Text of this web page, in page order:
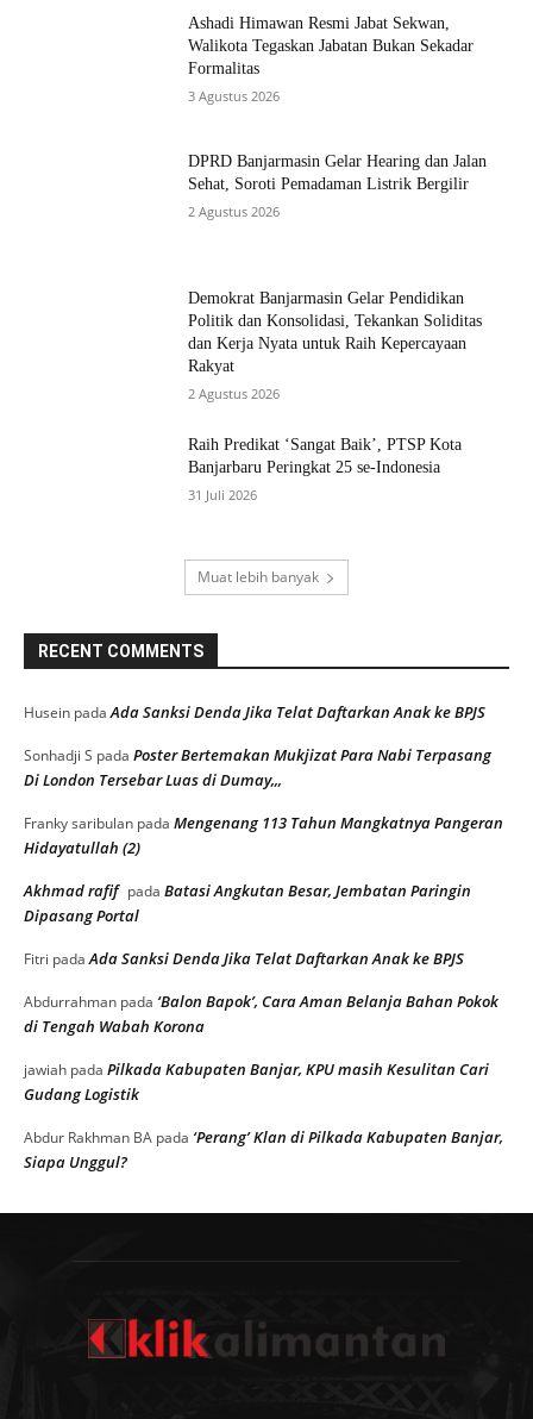
Ashadi Himawan Resmi Jabat Sekwan,
Walikota Tegaskan Jabatan Bukan Sekadar
Formalitas
3 Agustus 2026
DPRD Banjarmasin Gelar Hearing dan Jalan
Sehat, Soroti Pemadaman Listrik Bergilir
2 Agustus 2026
Demokrat Banjarmasin Gelar Pendidikan
Politik dan Konsolidasi, Tekankan Soliditas
dan Kerja Nyata untuk Raih Kepercayaan
Rakyat
2 Agustus 2026
Raih Predikat ‘Sangat Baik’, PTSP Kota
Banjarbaru Peringkat 25 se-Indonesia
31 Juli 2026
Muat lebih banyak
RECENT COMMENTS
Husein padaAda Sanksi Denda Jika Telat Daftarkan Anak ke BPJS
Sonhadji S pada Poster Bertemakan Mukjizat Para Nabi Terpasang
Di London Tersebar Luas di Dumay,,,
Franky saribulan pada Mengenang 113 Tahun Mangkatnya Pangeran
Hidayatullah (2)
Akhmad rafif pada Batasi Angkutan Besar, Jembatan Paringin
Dipasang Portal
Fitri padaAda Sanksi Denda Jika Telat Daftarkan Anak ke BPJS
Abdurrahman pada ‘Balon Bapok’, Cara Aman Belanja Bahan Pokok
di Tengah Wabah Korona
jawiah pada Pilkada Kabupaten Banjar, KPU masih Kesulitan Cari
Gudang Logistik
Abdur Rakhman BA pada ‘Perang’ Klan di Pilkada Kabupaten Banjar,
Siapa Unggul?